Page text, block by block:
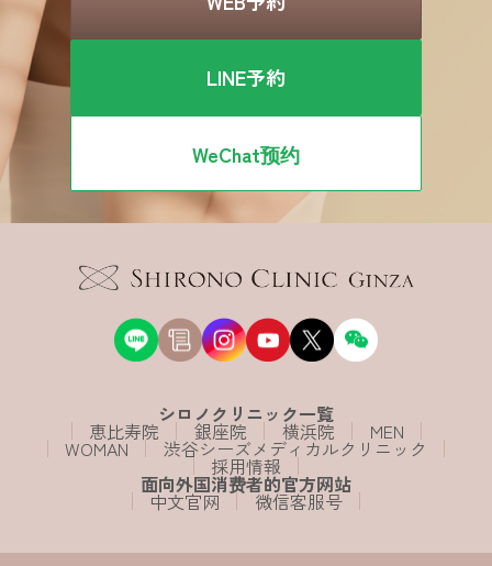
LINE予約
WeChat预约
シロノクリニック一覧
恵比寿院 銀座院 横浜院 MEN
WOMAN 渋谷シーズメディカルクリニック
採用情報
面向外国消费者的官方网站
中文官网 微信客服号